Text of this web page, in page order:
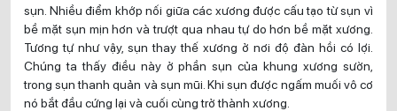
sụn. Nhiều điểm khớp nối giữa các xương được cấu tạo từ sụn vì
bề mặt sụn mịn hơn và trượt qua nhau tự do hơn bề mặt xương.
Tương tự như vậy, sụn thay thế xương ở nơi độ đàn hồi có lợi.
Chúng ta thấy điều này ở phần sụn của khung xương sườn,
trong sụn thanh quản và sụn mũi. Khi sụn được ngấm muối vô cơ
nó bắt đầu cứng lại và cuối cùng trở thành xương.